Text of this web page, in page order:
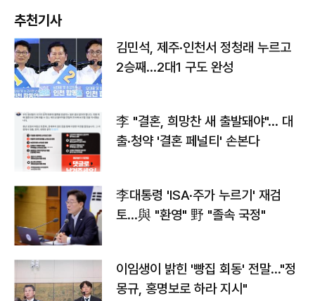
추천기사
김민석, 제주·인천서 정청래 누르고
2승째…2대1 구도 완성
李 "결혼, 희망찬 새 출발돼야"… 대
출·청약 '결혼 페널티' 손본다
李대통령 'ISA·주가 누르기' 재검
토…與 "환영" 野 "졸속 국정"
이임생이 밝힌 '빵집 회동' 전말…"정
몽규, 홍명보로 하라 지시"